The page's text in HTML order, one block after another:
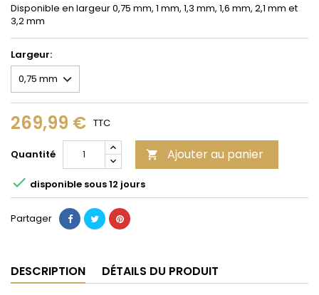
Disponible en largeur 0,75 mm, 1 mm, 1,3 mm, 1,6 mm, 2,1 mm et
3,2 mm
Largeur:
269,99 € TTC
Quantité  Ajouter au panier
 disponible sous 12 jours
Partager
DESCRIPTION DÉTAILS DU PRODUIT